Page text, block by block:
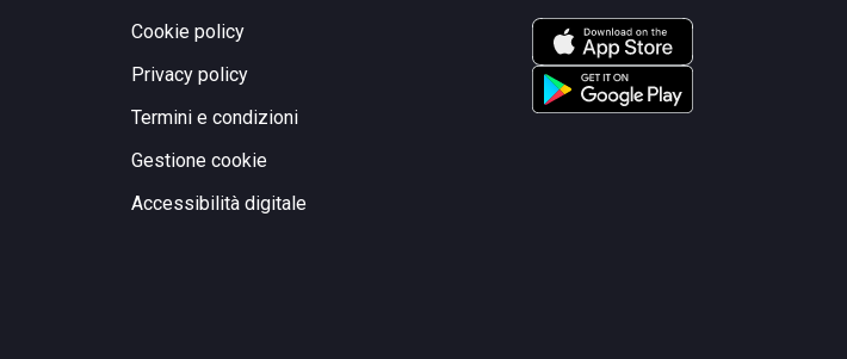
Cookie policy
Privacy policy
Termini e condizioni
Gestione cookie
Accessibilità digitale